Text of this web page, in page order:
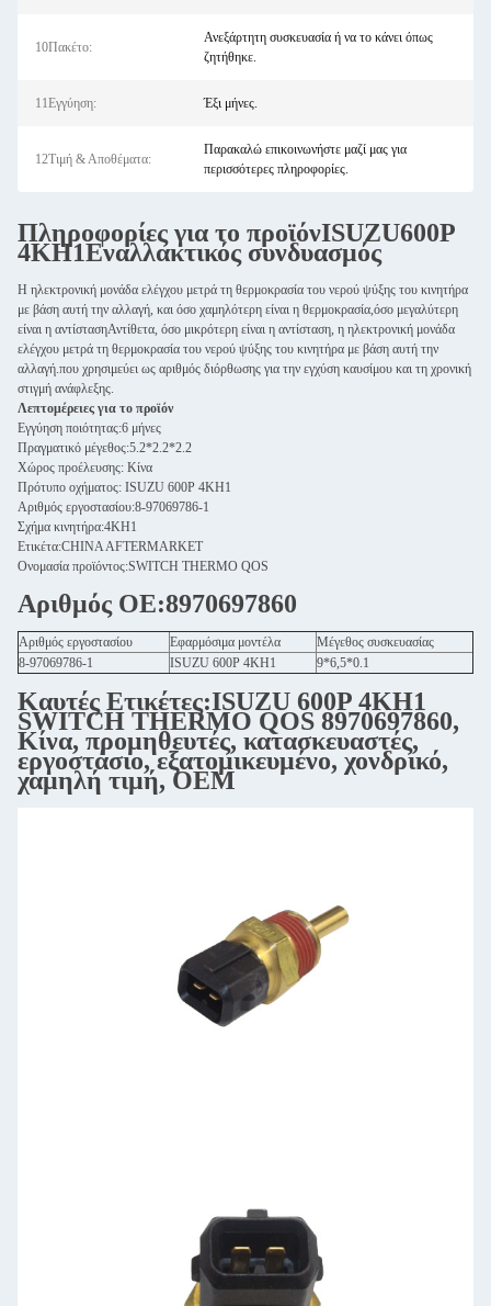
10Πακέτο:
Ανεξάρτητη συσκευασία ή να το κάνει όπως
ζητήθηκε.
11Εγγύηση: Έξι μήνες.
12Τιμή & Αποθέματα:
Παρακαλώ επικοινωνήστε μαζί μας για
περισσότερες πληροφορίες.
Πληροφορίες για το προϊόνISUZU600P
4KH1Εναλλακτικός συνδυασμός
Η ηλεκτρονική μονάδα ελέγχου μετρά τη θερμοκρασία του νερού ψύξης του κινητήρα
με βάση αυτή την αλλαγή, και όσο χαμηλότερη είναι η θερμοκρασία,όσο μεγαλύτερη
είναι η αντίστασηΑντίθετα, όσο μικρότερη είναι η αντίσταση, η ηλεκτρονική μονάδα
ελέγχου μετρά τη θερμοκρασία του νερού ψύξης του κινητήρα με βάση αυτή την
αλλαγή.που χρησιμεύει ως αριθμός διόρθωσης για την εγχύση καυσίμου και τη χρονική
στιγμή ανάφλεξης.
Λεπτομέρειες για το προϊόν
Εγγύηση ποιότητας:6 μήνες
Πραγματικό μέγεθος:5.2*2.2*2.2
Χώρος προέλευσης: Κίνα
Πρότυπο οχήματος: ISUZU 600P 4KH1
Αριθμός εργοστασίου:8-97069786-1
Σχήμα κινητήρα:4KH1
Ετικέτα:CHINA AFTERMARKET
Ονομασία προϊόντος:SWITCH THERMO QOS
Αριθμός ΟΕ:8970697860
Αριθμός εργοστασίου Εφαρμόσιμα μοντέλα
Μέγεθος συσκευασίας
8-97069786-1
ISUZU 600P 4KH1 9*6,5*0.1
Καυτές Ετικέτες:ISUZU 600P 4KH1
SWITCH THERMO QOS 8970697860,
Κίνα, προμηθευτές, κατασκευαστές,
εργοστάσιο, εξατομικευμένο, χονδρικό,
χαμηλή τιμή, OEM